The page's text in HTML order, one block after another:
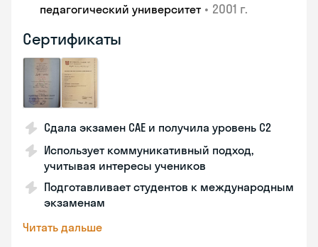
педагогический университет • 2001 г.
Сертификаты
Сдала экзамен CAE и получила уровень С2
Использует коммуникативный подход,
учитывая интересы учеников
Подготавливает студентов к международным
экзаменам
Читать дальше